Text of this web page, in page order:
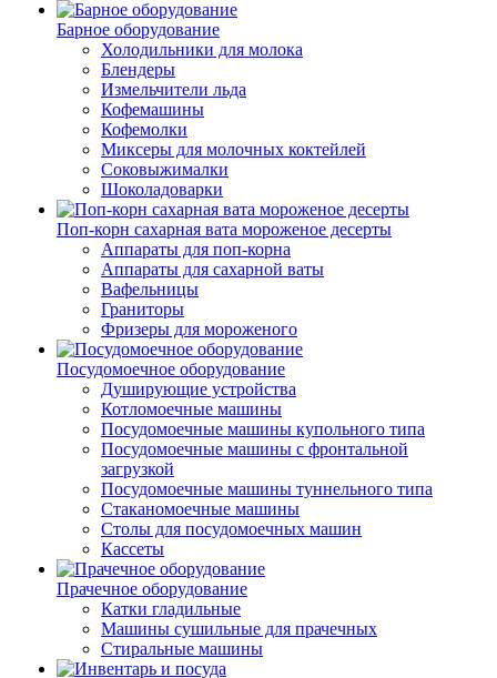
Барное оборудование
Холодильники для молока
Блендеры
Измельчители льда
Кофемашины
Кофемолки
Миксеры для молочных коктейлей
Соковыжималки
Шоколадоварки
Поп-корн сахарная вата мороженое десерты
Аппараты для поп-корна
Аппараты для сахарной ваты
Вафельницы
Граниторы
Фризеры для мороженого
Посудомоечное оборудование
Душирующие устройства
Котломоечные машины
Посудомоечные машины купольного типа
Посудомоечные машины с фронтальной
загрузкой
Посудомоечные машины туннельного типа
Стаканомоечные машины
Столы для посудомоечных машин
Кассеты
Прачечное оборудование
Катки гладильные
Машины сушильные для прачечных
Стиральные машины